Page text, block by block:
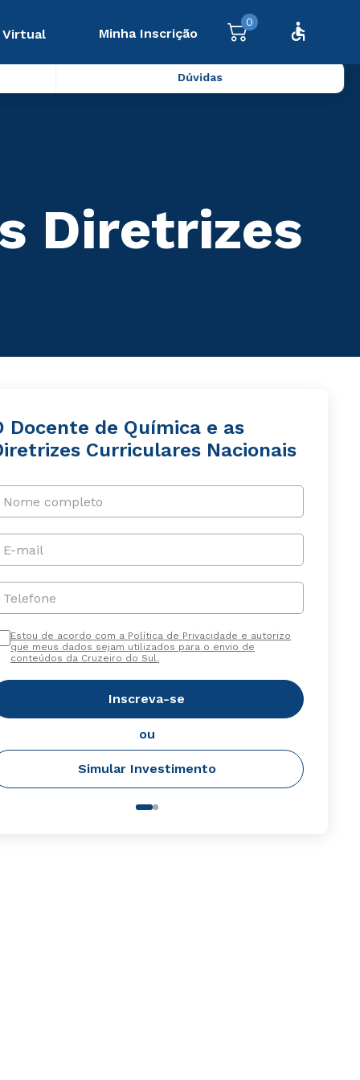
Virtual Minha Inscrição
0
Dúvidas
Diretrizes
Docente de Química e as
Curriculares Nacionais
Nome completo
E-mail
Telefone
Estou de acordo com a Política de Privacidade e autorizo
que meus dados sejam utilizados para o envio de
conteúdos da Cruzeiro do Sul.
Inscreva-se
ou
Simular Investimento